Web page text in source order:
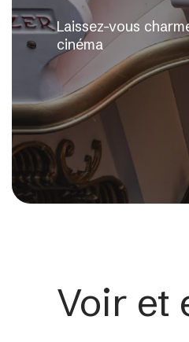
Laissez-vous
cinéma
Voir et